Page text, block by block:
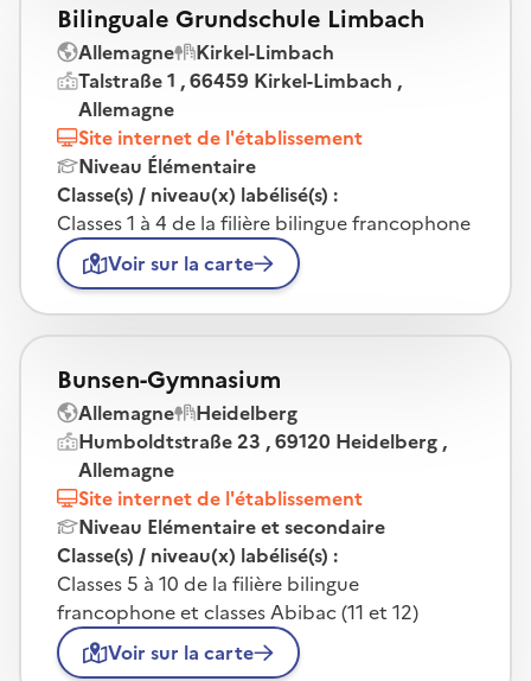
Bilinguale Grundschule Limbach
Allemagne
Kirkel-Limbach
Talstraße 1 , 66459 Kirkel-Limbach ,
Allemagne
Site internet de l'établissement
Niveau Élémentaire
Classe(s) / niveau(x) labélisé(s) :
Classes 1 à 4 de la filière bilingue francophone
Voir sur la carte
Bunsen-Gymnasium
Allemagne
Heidelberg
Humboldtstraße 23 , 69120 Heidelberg ,
Allemagne
Site internet de l'établissement
Niveau Elémentaire et secondaire
Classe(s) / niveau(x) labélisé(s) :
Classes 5 à 10 de la filière bilingue
francophone et classes Abibac (11 et 12)
Voir sur la carte